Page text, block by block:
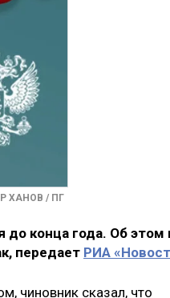
ХАНОВ / ПГ
до конца года. Об этом
передает РИА
чиновник сказал, что